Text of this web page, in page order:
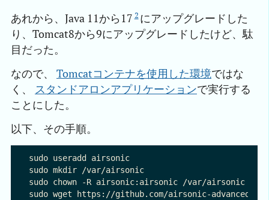
あれから、Java 11から17 2 にアップグレードした
り、Tomcat8から9にアップグレードしたけど、駄
目だった。
なので、 Tomcatコンテナを使用した環境ではな
く、 スタンドアロンアプリケーションで実行する
ことにした。
以下、その手順。
sudo useradd airsonic
sudo mkdir /var/airsonic
sudo chown -R airsonic:airsonic /var/airsonic
sudo wget https://github.com/airsonic-advanced/